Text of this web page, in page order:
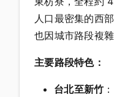
人口最密集的西
也因城市路段複
主要路段特色：
台北至新竹